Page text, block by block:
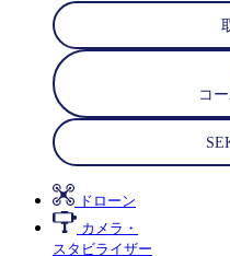
コ
ドローン
カメラ・
スタビライザー